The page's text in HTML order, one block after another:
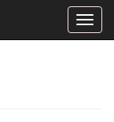
Toggle